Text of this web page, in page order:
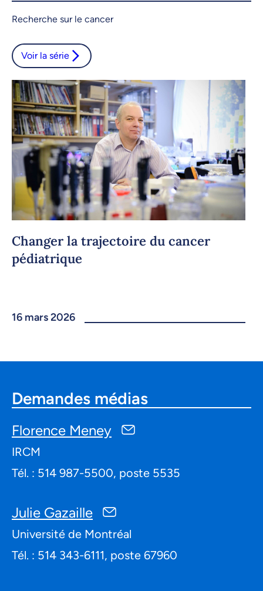
Recherche sur le cancer
Voir la série
Changer la trajectoire du cancer
pédiatrique
16 mars 2026
Demandes médias
Florence Meney
IRCM
Tél. : 514 987-5500, poste 5535
Julie Gazaille
Université de Montréal
Tél. : 514 343-6111, poste 67960